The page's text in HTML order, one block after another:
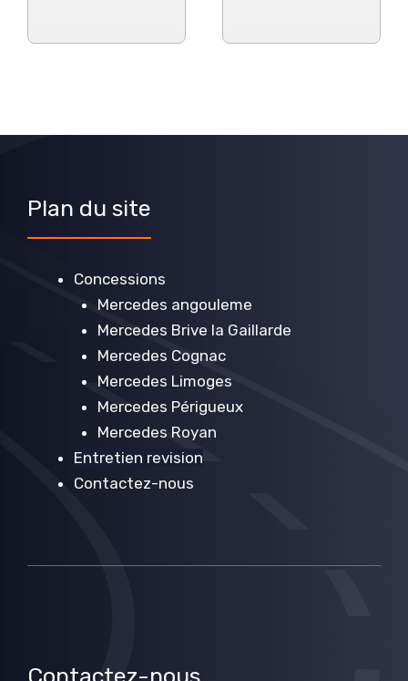
Plan du site
Concessions
Mercedes angouleme
Mercedes Brive la Gaillarde
Mercedes Cognac
Mercedes Limoges
Mercedes Périgueux
Mercedes Royan
Entretien revision
Contactez-nous